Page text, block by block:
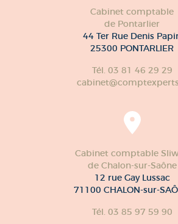
Cabinet comptable
de Pontarlier
44 Ter Rue Denis
25300 PONTARLIER
Tél. 03 81 46 29 29
Cabinet comptable
de Chalon-sur-Saône
12 rue Gay Lussac
71100 CHALON-sur-
Tél. 03 85 97 59 90